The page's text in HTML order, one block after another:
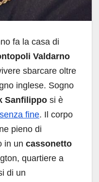
fa la casa di
Valdarno
sbarcare oltre
inglese. Sogno
Sanfilippo si è
fine. Il corpo
pieno di
in un cassonetto
quartiere a
di un